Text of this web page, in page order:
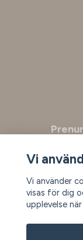
Vi
Vi använder
visas för dig
upplevelse